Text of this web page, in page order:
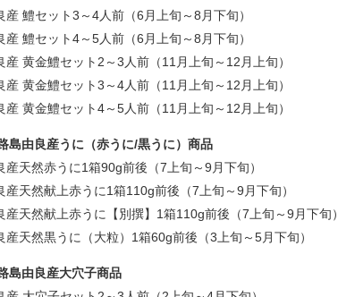
産 鱧セット3～4人前（6月上旬～8月下旬）
産 鱧セット4～5人前（6月上旬～8月下旬）
産 黄金鱧セット2～3人前（11月上旬～12月上旬）
産 黄金鱧セット3～4人前（11月上旬～12月上旬）
産 黄金鱧セット4～5人前（11月上旬～12月上旬）
島由良産うに（赤うに/黒うに）商品
産天然赤うに1箱90g前後（7上旬～9月下旬）
産天然献上赤うに1箱110g前後（7上旬～9月下旬）
産天然献上赤うに【別撰】1箱110g前後（7上旬～9月下旬）
産天然黒うに（大粒）1箱60g前後（3上旬～5月下旬）
島由良産大穴子商品